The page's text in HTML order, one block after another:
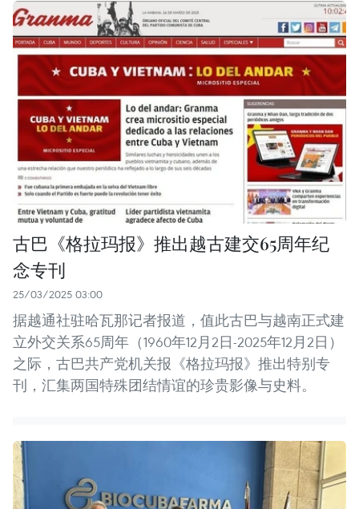
古巴《格拉玛报》推出越古建交65周年纪
念专刊
25/03/2025 03:00
据越通社驻哈瓦那记者报道，值此古巴与越南正式建
立外交关系65周年（1960年12月2日-2025年12月2日）
之际，古巴共产党机关报《格拉玛报》推出特别专
刊，汇集两国特殊团结情谊的珍贵影像与史料。